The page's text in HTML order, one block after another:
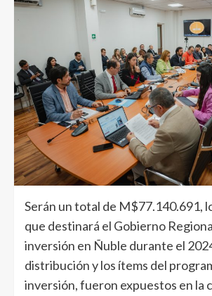
Serán un total de M$77.140.691,
que destinará el Gobierno
inversión en Ñuble durante el
distribución y los ítems del
inversión, fueron expuestos en la